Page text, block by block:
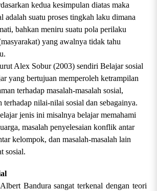
kedua kesimpulan diatas maka
adalah suatu proses tingkah laku dimana
bahkan meniru suatu pola perilaku
yang awalnya tidak tahu
Sobur (2003) sendiri Belajar sosial
yang bertujuan memperoleh ketrampilan
terhadap masalah-masalah sosial,
terhadap nilai-nilai sosial dan sebagainya.
jenis ini misalnya belajar memahami
masalah penyelesaian konflik antar
kelompok, dan masalah-masalah lain
sosial.
sangat terkenal dengan teori